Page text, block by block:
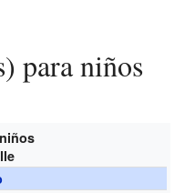
para niños